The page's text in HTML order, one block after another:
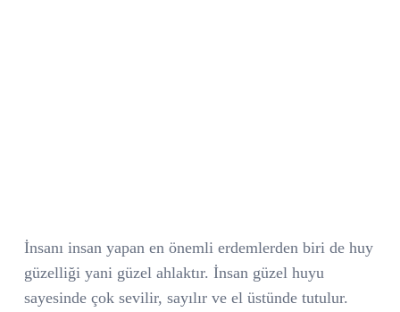
İnsanı insan yapan en önemli erdemlerden biri de huy
güzelliği yani güzel ahlaktır. İnsan güzel huyu
sayesinde çok sevilir, sayılır ve el üstünde tutulur.